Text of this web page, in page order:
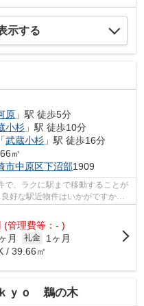
示する
原 」駅 徒歩5分
小杉 」駅 徒歩10分
「武蔵小杉 」駅 徒歩16分
㎡
市中原区下沼部1909
で、ラクに駅まで移動することが
好な駅近物件はいかがですか。
(管理費等：- )
月 礼金
1ヶ月
/ 39.66㎡
ｙｏ 鵜の木